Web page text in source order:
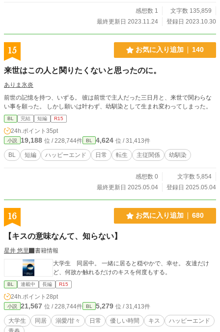
感想数 1
文字数 135,859
最終更新日 2023.11.24
登録日 2023.10.30
15 お気に入り追加 140
来世はこの人と関りたくないと思ったのに。
ありま氷炎
前世の記憶を持つ、いずる。 彼は前世で主人だった三日月と、来世で関わらな
い事を願った。 しかし願いは叶わず、幼馴染として生まれ変わってしまった。
BL 完結 短編 R15
24h.ポイント 35pt
小説 19,188 位 / 228,744件 BL 4,624 位 / 31,413件
BL 短編 ハッピーエンド 日常 転生 主従関係 幼馴染
感想数 0
文字数 5,854
最終更新日 2025.05.04
登録日 2025.05.04
16 お気に入り追加 680
【キスの意味なんて、知らない】
星井 悠里
書籍情報
大学生 同居中。 一緒に居ると穏やかで、幸せ。 友達だけ
ど、何故か触れるだけのキスを何度もする。
BL 連載中 長編 R15
24h.ポイント 28pt
小説 21,567 位 / 228,744件 BL 5,279 位 / 31,413件
大学生 同居 溺愛/甘々 日常 優しい時間 キス
ハッピーエンド